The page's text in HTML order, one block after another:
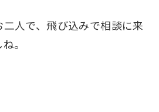
人で、飛び込みで相談に来
。